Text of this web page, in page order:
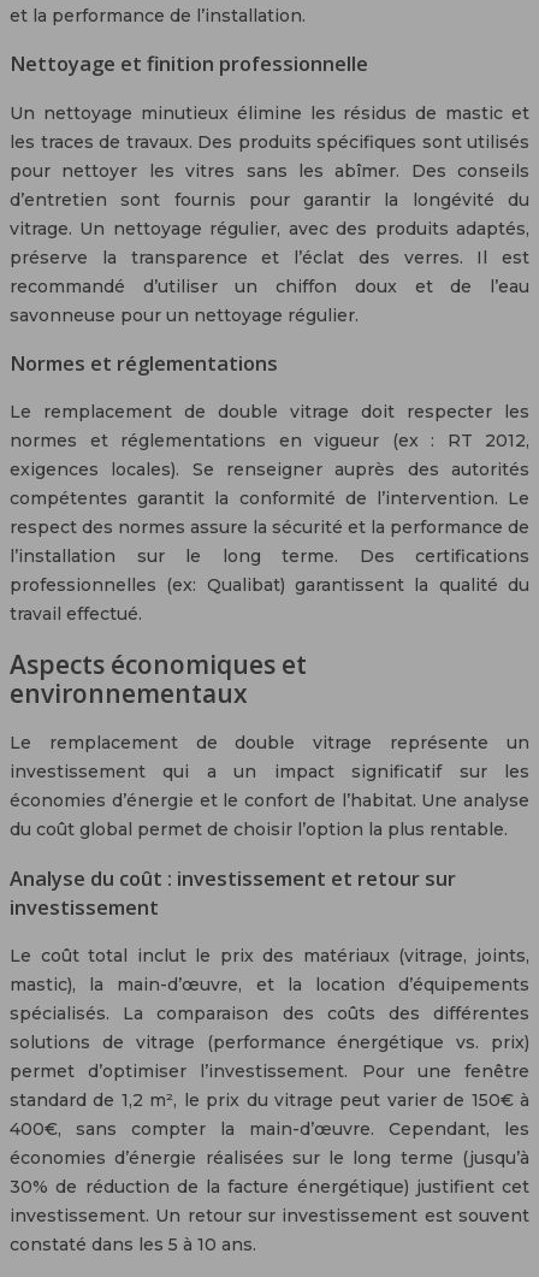
et la performance de l’installation.
Nettoyage et finition professionnelle
Un nettoyage minutieux élimine les résidus de mastic et
les traces de travaux. Des produits spécifiques sont utilisés
pour nettoyer les vitres sans les abîmer. Des conseils
d’entretien sont fournis pour garantir la longévité du
vitrage. Un nettoyage régulier, avec des produits adaptés,
préserve la transparence et l’éclat des verres. Il est
recommandé d’utiliser un chiffon doux et de l’eau
savonneuse pour un nettoyage régulier.
Normes et réglementations
Le remplacement de double vitrage doit respecter les
normes et réglementations en vigueur (ex : RT 2012,
exigences locales). Se renseigner auprès des autorités
compétentes garantit la conformité de l’intervention. Le
respect des normes assure la sécurité et la performance de
l’installation sur le long terme. Des certifications
professionnelles (ex: Qualibat) garantissent la qualité du
travail effectué.
Aspects économiques et
environnementaux
Le remplacement de double vitrage représente un
investissement qui a un impact significatif sur les
économies d’énergie et le confort de l’habitat. Une analyse
du coût global permet de choisir l’option la plus rentable.
Analyse du coût : investissement et retour sur
investissement
Le coût total inclut le prix des matériaux (vitrage, joints,
mastic), la main-d’œuvre, et la location d’équipements
spécialisés. La comparaison des coûts des différentes
solutions de vitrage (performance énergétique vs. prix)
permet d’optimiser l’investissement. Pour une fenêtre
standard de 1,2 m², le prix du vitrage peut varier de 150€ à
400€, sans compter la main-d’œuvre. Cependant, les
économies d’énergie réalisées sur le long terme (jusqu’à
30% de réduction de la facture énergétique) justifient cet
investissement. Un retour sur investissement est souvent
constaté dans les 5 à 10 ans.